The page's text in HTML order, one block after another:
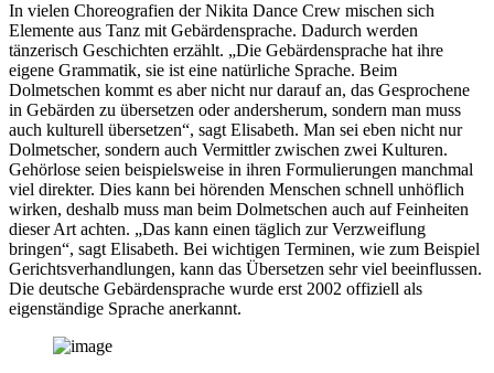
In vielen Choreografien der Nikita Dance Crew mischen sich
Elemente aus Tanz mit Gebärdensprache. Dadurch werden
tänzerisch Geschichten erzählt. „Die Gebärdensprache hat ihre
eigene Grammatik, sie ist eine natürliche Sprache. Beim
Dolmetschen kommt es aber nicht nur darauf an, das Gesprochene
in Gebärden zu übersetzen oder andersherum, sondern man muss
auch kulturell übersetzen“, sagt Elisabeth. Man sei eben nicht nur
Dolmetscher, sondern auch Vermittler zwischen zwei Kulturen.
Gehörlose seien beispielsweise in ihren Formulierungen manchmal
viel direkter. Dies kann bei hörenden Menschen schnell unhöflich
wirken, deshalb muss man beim Dolmetschen auch auf Feinheiten
dieser Art achten. „Das kann einen täglich zur Verzweiflung
bringen“, sagt Elisabeth. Bei wichtigen Terminen, wie zum Beispiel
Gerichtsverhandlungen, kann das Übersetzen sehr viel beeinflussen.
Die deutsche Gebärdensprache wurde erst 2002 offiziell als
eigenständige Sprache anerkannt.